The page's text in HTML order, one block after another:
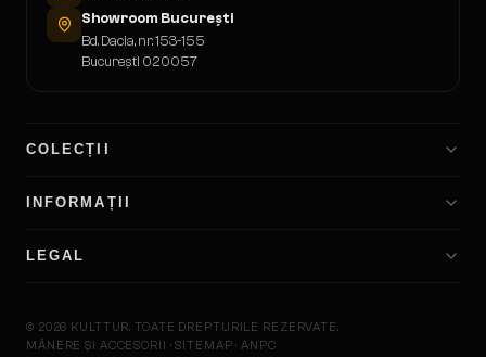
Showroom București
Bd. Dacia, nr. 153-155
București 020057
COLECȚII
INFORMAȚII
LEGAL
© 2026 KULTTUR. TOATE DREPTURILE REZERVATE.
MÂNERE ȘI ACCESORII · SITEMAP · ANPC